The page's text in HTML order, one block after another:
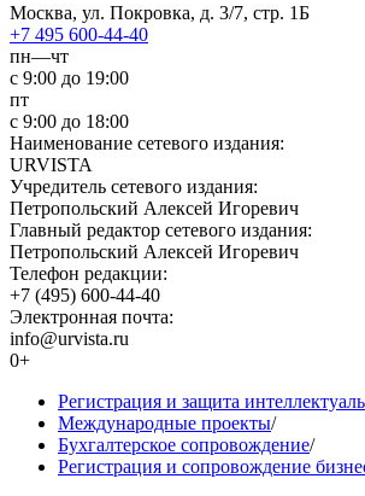
Москва, ул. Покровка, д. 3/7, стр. 1Б
+7 495 600-44-40
пн—чт
с 9:00 до 19:00
пт
с 9:00 до 18:00
Наименование сетевого издания:
URVISTA
Учредитель сетевого издания:
Петропольский Алексей Игоревич
Главный редактор сетевого издания:
Петропольский Алексей Игоревич
Телефон редакции:
+7 (495) 600-44-40
Электронная почта:
info@urvista.ru
0+
Регистрация и защита
Международные проекты/
Бухгалтерское сопровождение/
Регистрация и сопровождение